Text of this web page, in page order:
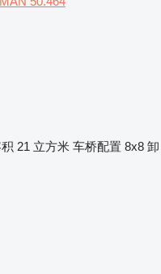
21 立方米 车桥配置 8x8 卸